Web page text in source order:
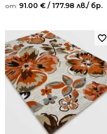
от: 91.00 € / 177.98 лв./ бр.